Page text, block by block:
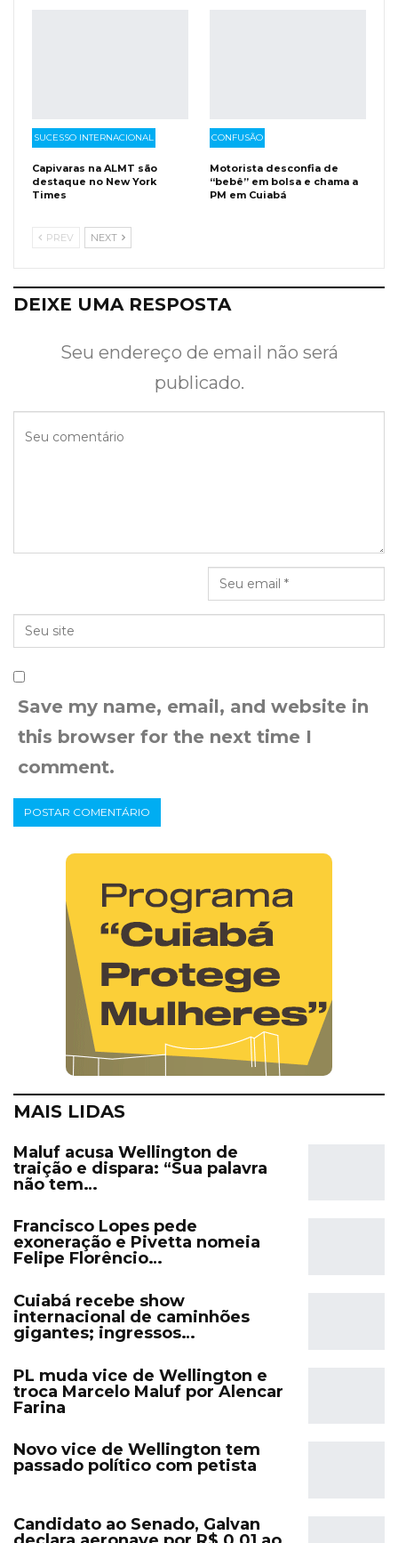
SUCESSO INTERNACIONAL
Capivaras na ALMT são
destaque no New York
Times
CONFUSÃO
Motorista desconfia de
“bebê” em bolsa e chama a
PM em Cuiabá
PREV NEXT
DEIXE UMA RESPOSTA
Seu endereço de email não será
publicado.
Save my name, email, and website in
this browser for the next time I
comment.
MAIS LIDAS
Maluf acusa Wellington de
traição e dispara: “Sua palavra
não tem…
Francisco Lopes pede
exoneração e Pivetta nomeia
Felipe Florêncio…
Cuiabá recebe show
internacional de caminhões
gigantes; ingressos…
PL muda vice de Wellington e
troca Marcelo Maluf por Alencar
Farina
Novo vice de Wellington tem
passado político com petista
Candidato ao Senado, Galvan